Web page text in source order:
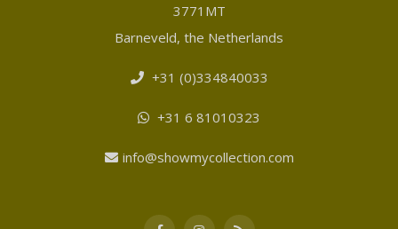
3771MT
Barneveld, the Netherlands
+31 (0)334840033
+31 6 81010323
info@showmycollection.com